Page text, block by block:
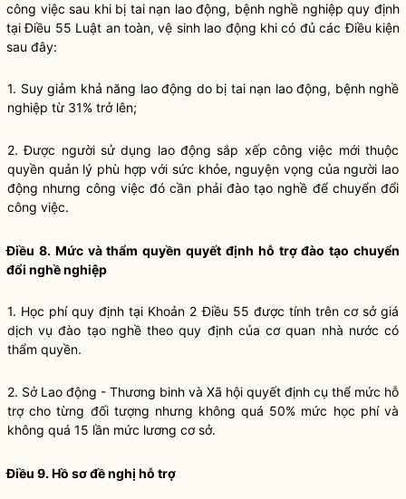
công việc sau khi bị tai nạn lao động, bệnh nghề nghiệp quy định
tạiĐiều 55 Luật an toàn, vệ sinh lao động khi có đủ các Điều kiện
sau đây:
1. Suy giảm khả năng lao động do bị tai nạn lao động, bệnh nghề
nghiệp từ 31% trở lên;
2. Được người sử dụng lao động sắp xếp công việc mới thuộc
quyền quản lý phù hợp với sức khỏe, nguyện vọng của người lao
động nhưng công việc đó cần phải đào tạo nghề để chuyển đổi
công việc.
Điều 8. Mức và thẩm quyền quyết định hỗ trợ đào tạo chuyển
đổi nghề nghiệp
1. Học phí quy định tại Khoản 2 Điều 55 được tính trên cơ sở giá
dịch vụ đào tạo nghề theo quy định của cơ quan nhà nước có
thẩm quyền.
2. Sở Lao động - Thương binh và Xã hội quyết định cụ thể mức hỗ
trợ cho từng đối tượng nhưng không quá 50% mức học phí và
không quá 15 lần mức lương cơ sở.
Điều 9. Hồ sơ đề nghị hỗ trợ